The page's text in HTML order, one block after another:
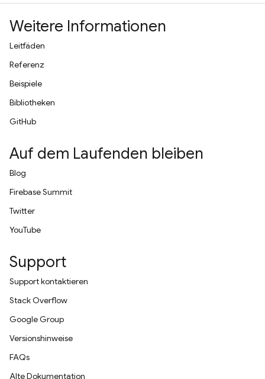
Weitere Informationen
Leitfäden
Referenz
Beispiele
Bibliotheken
GitHub
Auf dem Laufenden bleiben
Blog
Firebase Summit
Twitter
YouTube
Support
Support kontaktieren
Stack Overflow
Google Group
Versionshinweise
FAQs
Alte Dokumentation